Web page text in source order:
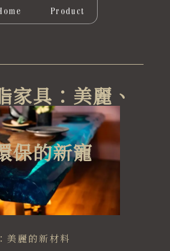
Product
家具：美麗、
保的新寵
美麗的新材料